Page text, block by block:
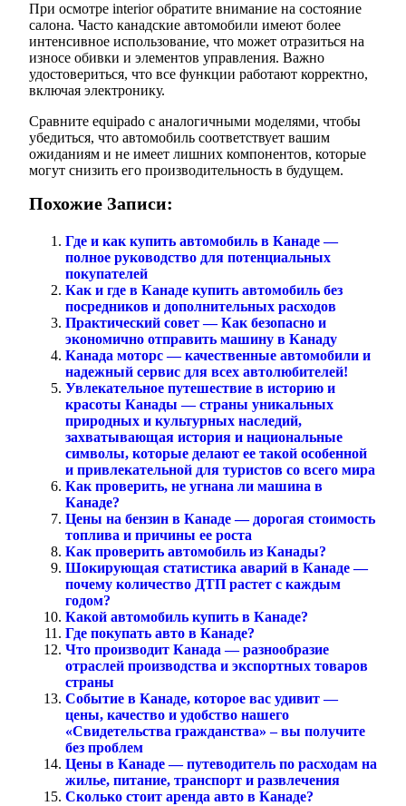
При осмотре interior обратите внимание на состояние
салона. Часто канадские автомобили имеют более
интенсивное использование, что может отразиться на
износе обивки и элементов управления. Важно
удостовериться, что все функции работают корректно,
включая электронику.
Сравните equipado с аналогичными моделями, чтобы
убедиться, что автомобиль соответствует вашим
ожиданиям и не имеет лишних компонентов, которые
могут снизить его производительность в будущем.
Похожие Записи:
Где и как купить автомобиль в Канаде —
полное руководство для потенциальных
покупателей
Как и где в Канаде купить автомобиль без
посредников и дополнительных расходов
Практический совет — Как безопасно и
экономично отправить машину в Канаду
Канада моторс — качественные автомобили и
надежный сервис для всех автолюбителей!
Увлекательное путешествие в историю и
красоты Канады — страны уникальных
природных и культурных наследий,
захватывающая история и национальные
символы, которые делают ее такой особенной
и привлекательной для туристов со всего мира
Как проверить, не угнана ли машина в
Канаде?
Цены на бензин в Канаде — дорогая стоимость
топлива и причины ее роста
Как проверить автомобиль из Канады?
Шокирующая статистика аварий в Канаде —
почему количество ДТП растет с каждым
годом?
Какой автомобиль купить в Канаде?
Где покупать авто в Канаде?
Что производит Канада — разнообразие
отраслей производства и экспортных товаров
страны
Событие в Канаде, которое вас удивит —
цены, качество и удобство нашего
«Свидетельства гражданства» – вы получите
без проблем
Цены в Канаде — путеводитель по расходам на
жилье, питание, транспорт и развлечения
Сколько стоит аренда авто в Канаде?